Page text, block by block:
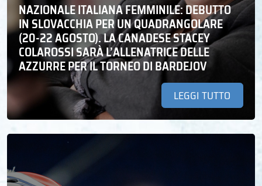
NAZIONALE ITALIANA FEMMINILE: DEBUTTO
IN SLOVACCHIA PER UN QUADRANGOLARE
(20-22 AGOSTO). LA CANADESE STACEY
COLAROSSI SARÀ L’ALLENATRICE DELLE
AZZURRE PER IL TORNEO DI BARDEJOV
LEGGI TUTTO